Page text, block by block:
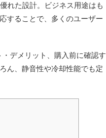
れた設計。ビジネス用途はも
することで、多くのユーザー
デメリット、購入前に確認す
ん、静音性や冷却性能でも定